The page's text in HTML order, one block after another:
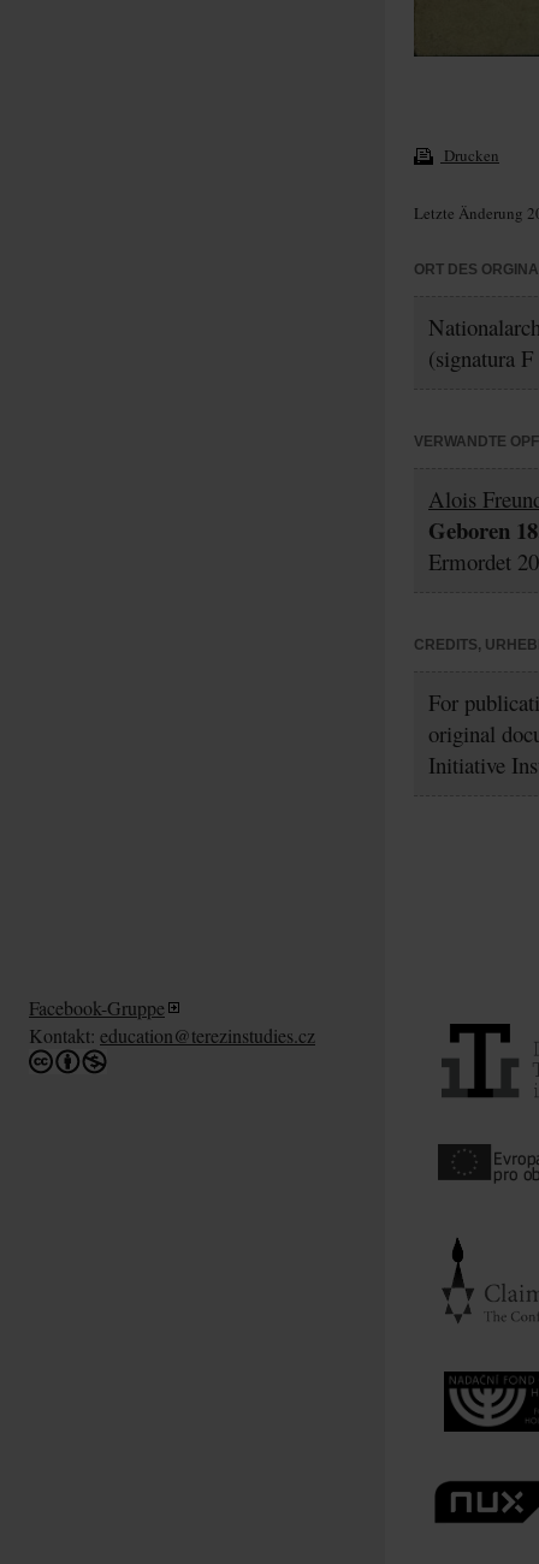
Drucken
Letzte Änderung
ORT DES
(signatura
VERWANDTE
Alois
Geboren
Ermordet
CREDITS,
For
original
Initiative
Facebook-Gruppe
Kontakt: education@terezinstudies.cz